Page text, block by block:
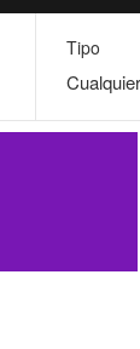
Tipo